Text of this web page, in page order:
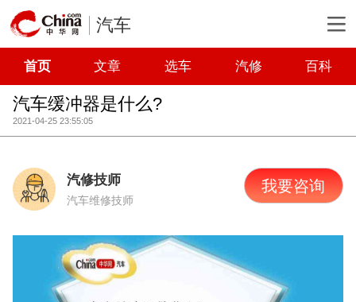
汽车
首页 文章 选车 汽修 百科
汽车缓冲器是什么?
2021-04-25 23:55:05
汽修技师
汽车维修技师
我要咨询